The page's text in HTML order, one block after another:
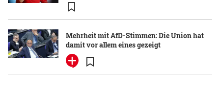
Mehrheit mit AfD-Stimmen: Die Union hat
damit vor allem eines gezeigt